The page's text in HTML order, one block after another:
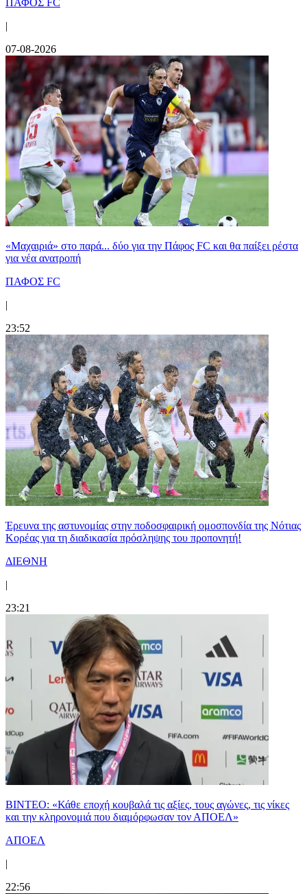
|
07-08-2026
«Μαχαιριά» στο παρά... δύο για την Πάφος FC και θα παίξει ρέστα
για νέα ανατροπή
ΠΑΦΟΣ FC
|
23:52
Έρευνα της αστυνομίας στην ποδοσφαιρική ομοσπονδία της Νότιας
Κορέας για τη διαδικασία πρόσληψης του προπονητή!
ΔΙΕΘΝΗ
|
23:21
ΒΙΝΤΕΟ: «Κάθε εποχή κουβαλά τις αξίες, τους αγώνες, τις νίκες
και την κληρονομιά που διαμόρφωσαν τον ΑΠΟΕΛ»
ΑΠΟΕΛ
|
22:56